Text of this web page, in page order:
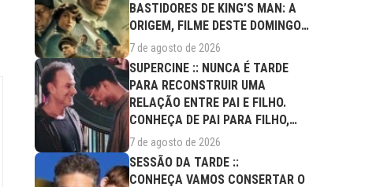
BASTIDORES DE KING’S MAN: A
ORIGEM, FILME DESTE DOMINGO
(09/08)
7 de agosto de 2026
SUPERCINE :: NUNCA É TARDE
PARA RECONSTRUIR UMA
RELAÇÃO ENTRE PAI E FILHO.
CONHEÇA DE PAI PARA FILHO,
FILME DESTE...
7 de agosto de 2026
SESSÃO DA TARDE ::
CONHEÇA VAMOS CONSERTAR O